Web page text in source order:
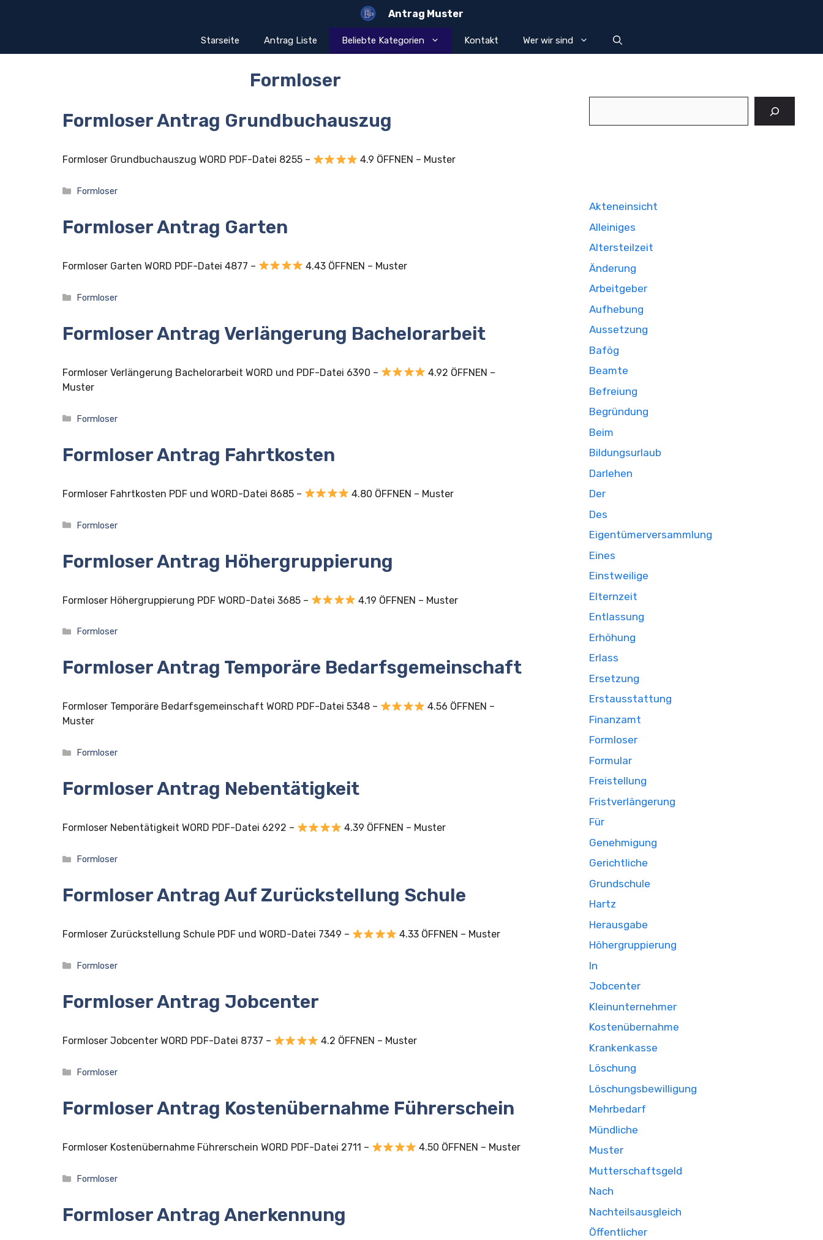
Antrag Muster
Starseite Antrag Liste Beliebte Kategorien Kontakt Wer wir sind
Formloser
Formloser Antrag Grundbuchauszug
Formloser Grundbuchauszug WORD PDF-Datei 8255 – 4.9 ÖFFNEN – Muster
Kategorien
Formloser
Formloser Antrag Garten
Formloser Garten WORD PDF-Datei 4877 – 4.43 ÖFFNEN – Muster
Kategorien
Formloser
Formloser Antrag Verlängerung Bachelorarbeit
Formloser Verlängerung Bachelorarbeit WORD und PDF-Datei 6390 –
4.92 ÖFFNEN –
Muster
Kategorien
Formloser
Formloser Antrag Fahrtkosten
Formloser Fahrtkosten PDF und WORD-Datei 8685 – 4.80 ÖFFNEN – Muster
Kategorien
Formloser
Formloser Antrag Höhergruppierung
Formloser Höhergruppierung PDF WORD-Datei 3685 – 4.19 ÖFFNEN – Muster
Kategorien
Formloser
Formloser Antrag Temporäre Bedarfsgemeinschaft
Formloser Temporäre Bedarfsgemeinschaft WORD PDF-Datei 5348 –
4.56 ÖFFNEN –
Muster
Kategorien
Formloser
Formloser Antrag Nebentätigkeit
Formloser Nebentätigkeit WORD PDF-Datei 6292 – 4.39 ÖFFNEN – Muster
Kategorien
Formloser
Formloser Antrag Auf Zurückstellung Schule
Formloser Zurückstellung Schule PDF und WORD-Datei 7349 – 4.33 ÖFFNEN – Muster
Kategorien
Formloser
Formloser Antrag Jobcenter
Formloser Jobcenter WORD PDF-Datei 8737 – 4.2 ÖFFNEN – Muster
Kategorien
Formloser
Formloser Antrag Kostenübernahme Führerschein
Formloser Kostenübernahme Führerschein WORD PDF-Datei 2711 – 4.50 ÖFFNEN – Muster
Kategorien
Formloser
Formloser Antrag Anerkennung
Akteneinsicht
Alleiniges
Altersteilzeit
Änderung
Arbeitgeber
Aufhebung
Aussetzung
Bafög
Beamte
Befreiung
Begründung
Beim
Bildungsurlaub
Darlehen
Der
Des
Eigentümerversammlung
Eines
Einstweilige
Elternzeit
Entlassung
Erhöhung
Erlass
Ersetzung
Erstausstattung
Finanzamt
Formloser
Formular
Freistellung
Fristverlängerung
Für
Genehmigung
Gerichtliche
Grundschule
Hartz
Herausgabe
Höhergruppierung
In
Jobcenter
Kleinunternehmer
Kostenübernahme
Krankenkasse
Löschung
Löschungsbewilligung
Mehrbedarf
Mündliche
Muster
Mutterschaftsgeld
Nach
Nachteilsausgleich
Öffentlicher